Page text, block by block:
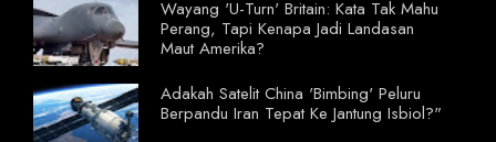
Wayang 'U-Turn' Britain: Kata Tak Mahu
Perang, Tapi Kenapa Jadi Landasan
Maut Amerika?
Adakah Satelit China 'Bimbing' Peluru
Berpandu Iran Tepat Ke Jantung Isbiol?"